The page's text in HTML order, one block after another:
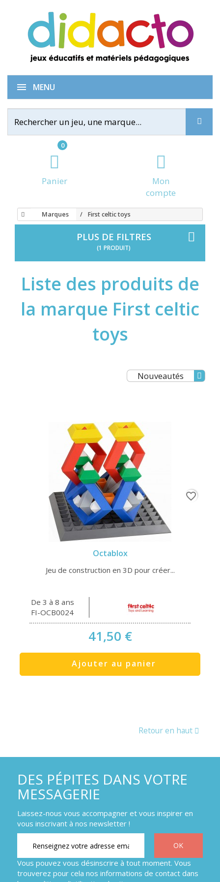
0
Panier
Mon
compte
MENU
Marques First celtic toys
PLUS DE FILTRES
(1 PRODUIT)
Liste des produits de
la marque First celtic
toys
Nouveautés
Octablox
Jeu de construction en 3D pour créer...
De 3 à 8 ans
FI-OCB0024
41,50 €
Ajouter au panier
favorite_border
Retour en haut
DES PÉPITES DANS VOTRE
MESSAGERIE
Laissez-nous vous accompagner et vous inspirer en
vous inscrivant à nos newsletter !
Vous pouvez vous désinscrire à tout moment. Vous
trouverez pour cela nos informations de contact dans